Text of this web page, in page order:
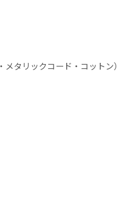
タリックコード・コットン）